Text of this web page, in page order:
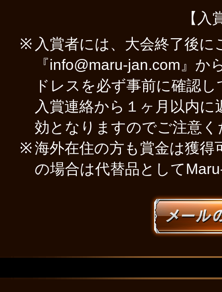
【
入賞者には、大会終了後
『info@maru-jan.com』
ドレスを必ず事前に確認
入賞連絡から１ヶ月以内
効となりますのでご注意く
海外在住の方も賞金は獲
の場合は代替品として